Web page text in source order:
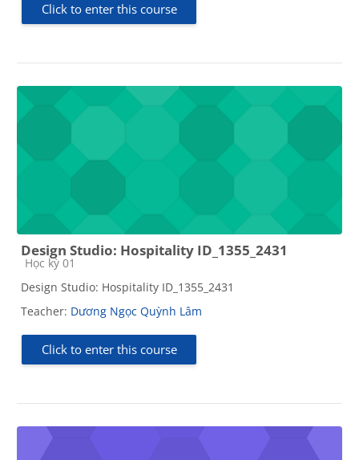
Click to enter this course
Design Studio: Hospitality ID_1355_2431
Course category
Học kỳ 01
Design Studio: Hospitality ID_1355_2431
Teacher: Dương Ngọc Quỳnh Lâm
Click to enter this course